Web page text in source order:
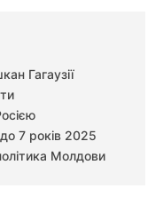
Гагаузії
7 років 2025
Молдови